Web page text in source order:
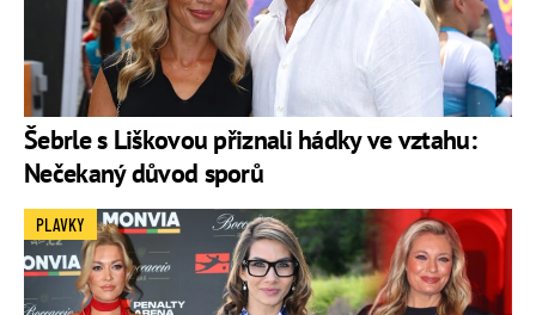
Šebrle s Liškovou přiznali hádky ve vztahu:
Nečekaný důvod sporů
PLAVKY